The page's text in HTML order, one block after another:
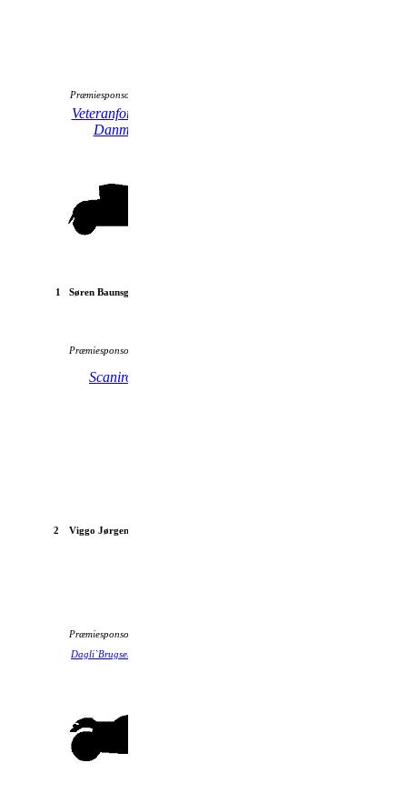
Præmiesponsor:
Veteranforsikring
Danmark
1 Søren Baunsgaard
Præmiesponsor:
Scaniro A/S
2 Viggo Jørgensen
Præmiesponsor:
Dagli`Brugsen Tebstrup